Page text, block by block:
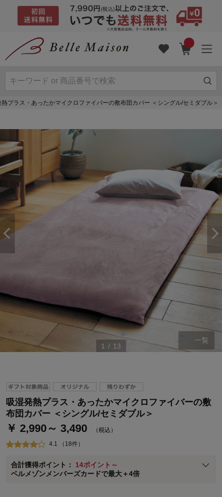
熱プラス・あったかマイクロファイバーの敷布団カバー ＜シングル/セミダブル＞
1 / 13
一覧
吸湿発熱プラス・あったかマイクロファイバーの敷
布団カバー ＜シングル/セミダブル＞
￥ 2,990～ 3,490 （税込）
4.1 （18件）
合計獲得ポイント： 14ポイント～
ベルメゾンメンバーズカードで最大＋4倍
ベルメゾンご優待サービスについて
ベルメゾン・ポイントについて
通常商品送料無料 返品引取無料（JCBのみ）
即時入会なら更に500円OFFクーポンプレゼント
※メンバーズカードの加算ポイントはステージ倍率適用前の基本ポイント
に対して適用されます。